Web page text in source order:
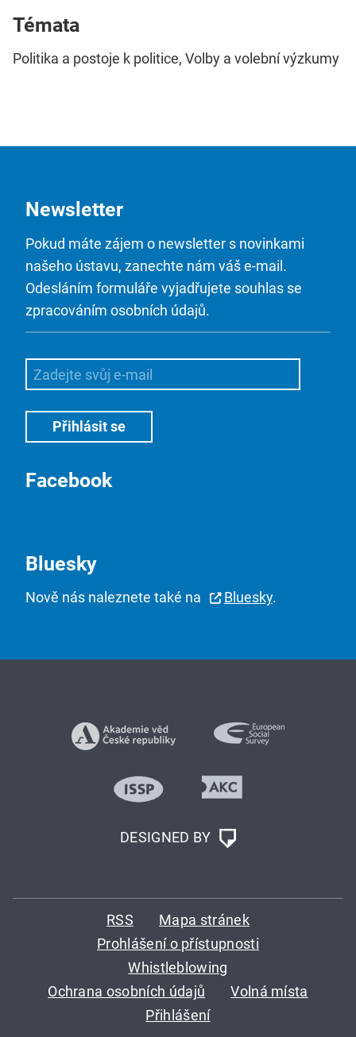
Témata
Politika a postoje k politice, Volby a volební výzkumy
Newsletter
Pokud máte zájem o newsletter s novinkami
našeho ústavu, zanechte nám váš e-mail.
Odesláním formuláře vyjadřujete souhlas se
zpracováním osobních údajů.
Facebook
Bluesky
Nově nás naleznete také na Bluesky.
DESIGNED BY
RSS
Mapa stránek
Prohlášení o přístupnosti
Whistleblowing
Ochrana osobních údajů
Volná místa
Přihlášení